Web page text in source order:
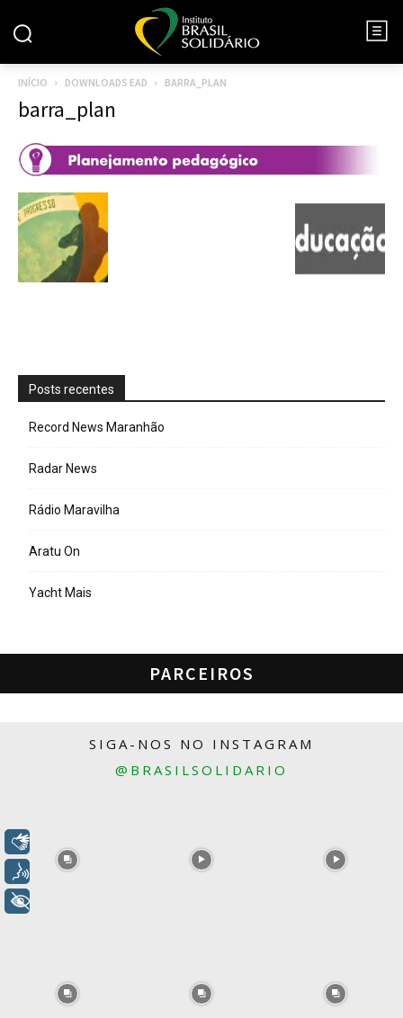
INÍCIO DOWNLOADS EAD BARRA_PLAN
barra_plan
Posts recentes
Record News Maranhão
Radar News
Rádio Maravilha
Aratu On
Yacht Mais
PARCEIROS
SIGA-NOS NO INSTAGRAM
@BRASILSOLIDARIO
Voz